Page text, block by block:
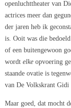
openluchttheater van
actrices meer dan
der jaren heb ik
is. Ooit was die
of een buitengewoon
wordt elke opvoering
staande ovatie is
van De Volkskrant Gidi
Maar goed, dat mocht